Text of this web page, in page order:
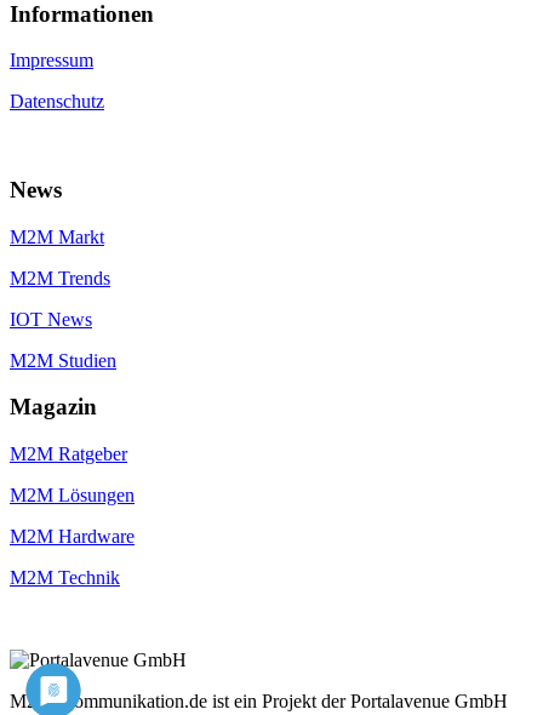
Informa­tionen
Impressum
Datenschutz
News
M2M Markt
M2M Trends
IOT News
M2M Studien
Magazin
M2M Ratgeber
M2M Lösungen
M2M Hardware
M2M Technik
M2M-Kommunikation.de ist ein Projekt der Portalavenue GmbH